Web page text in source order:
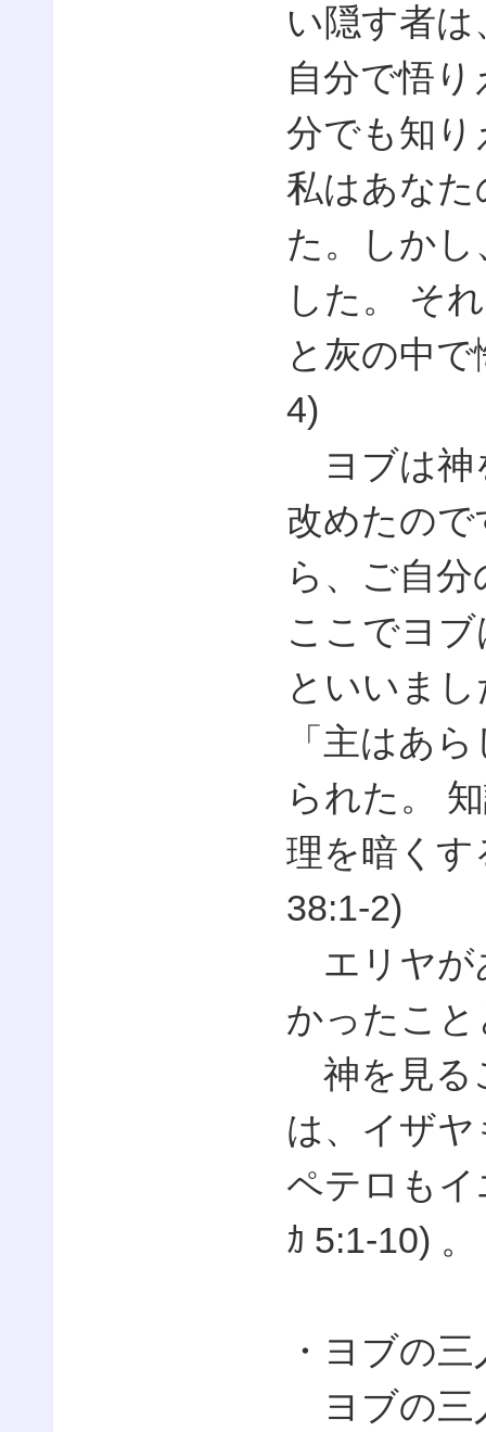
い隠す者
自分で悟
分でも知り
私はあな
た。しか
した。 そ
と灰の中
4)
ヨブは神
改めたの
ら、ご自
ここでヨ
といいま
「主はあ
られた。
理を暗くす
38:1-2)
エリヤが
かったこ
神を見る
は、イザヤ
ペテロも
ｶ 5:1-10) 。
・ヨブの
ヨブの三